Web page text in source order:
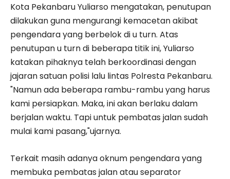
Kota Pekanbaru Yuliarso mengatakan, penutupan
dilakukan guna mengurangi kemacetan akibat
pengendara yang berbelok di u turn. Atas
penutupan u turn di beberapa titik ini, Yuliarso
katakan pihaknya telah berkoordinasi dengan
jajaran satuan polisi lalu lintas Polresta Pekanbaru.
"Namun ada beberapa rambu-rambu yang harus
kami persiapkan. Maka, ini akan berlaku dalam
berjalan waktu. Tapi untuk pembatas jalan sudah
mulai kami pasang,"ujarnya.
Terkait masih adanya oknum pengendara yang
membuka pembatas jalan atau separator